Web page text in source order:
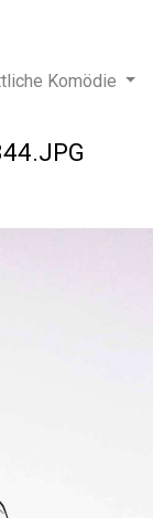
Komödie